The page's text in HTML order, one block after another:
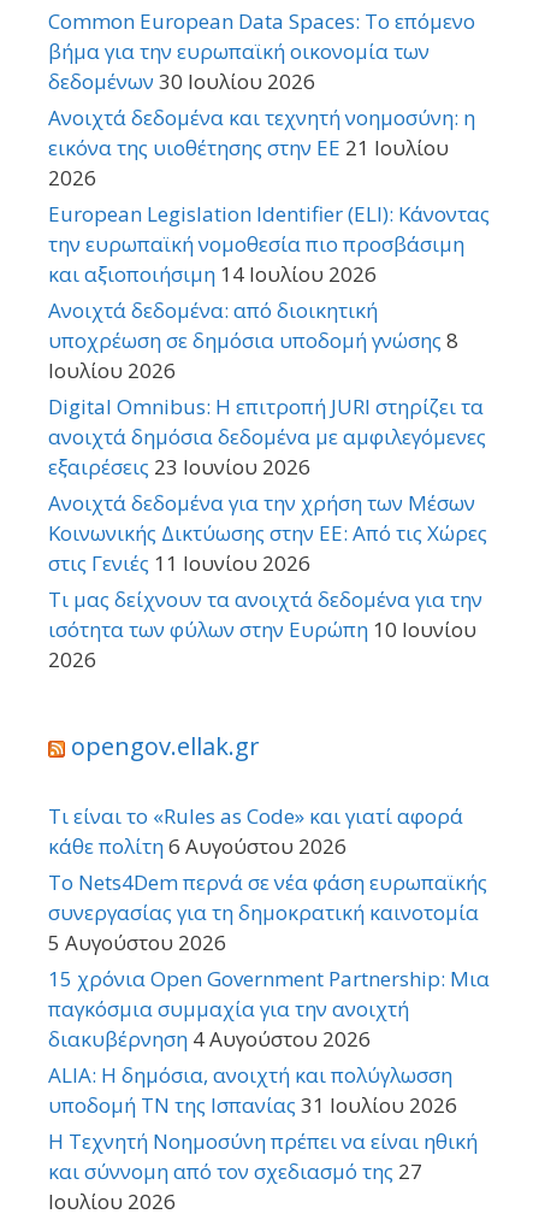
Common European Data Spaces: Το επόμενο
βήμα για την ευρωπαϊκή οικονομία των
δεδομένων 30 Ιουλίου 2026
Ανοιχτά δεδομένα και τεχνητή νοημοσύνη: η
εικόνα της υιοθέτησης στην ΕΕ 21 Ιουλίου
2026
European Legislation Identifier (ELI): Κάνοντας
την ευρωπαϊκή νομοθεσία πιο προσβάσιμη
και αξιοποιήσιμη 14 Ιουλίου 2026
Ανοιχτά δεδομένα: από διοικητική
υποχρέωση σε δημόσια υποδομή γνώσης 8
Ιουλίου 2026
Digital Omnibus: Η επιτροπή JURI στηρίζει τα
ανοιχτά δημόσια δεδομένα με αμφιλεγόμενες
εξαιρέσεις 23 Ιουνίου 2026
Ανοιχτά δεδομένα για την χρήση των Μέσων
Κοινωνικής Δικτύωσης στην ΕΕ: Από τις Χώρες
στις Γενιές 11 Ιουνίου 2026
Τι μας δείχνουν τα ανοιχτά δεδομένα για την
ισότητα των φύλων στην Ευρώπη 10 Ιουνίου
2026
opengov.ellak.gr
Τι είναι το «Rules as Code» και γιατί αφορά
κάθε πολίτη6 Αυγούστου 2026
Το Nets4Dem περνά σε νέα φάση ευρωπαϊκής
συνεργασίας για τη δημοκρατική καινοτομία
5 Αυγούστου 2026
15 χρόνια Open Government Partnership: Μια
παγκόσμια συμμαχία για την ανοιχτή
διακυβέρνηση 4 Αυγούστου 2026
ALIA: Η δημόσια, ανοιχτή και πολύγλωσση
υποδομή ΤΝ της Ισπανίας 31 Ιουλίου 2026
Η Τεχνητή Νοημοσύνη πρέπει να είναι ηθική
και σύννομη από τον σχεδιασμό της 27
Ιουλίου 2026